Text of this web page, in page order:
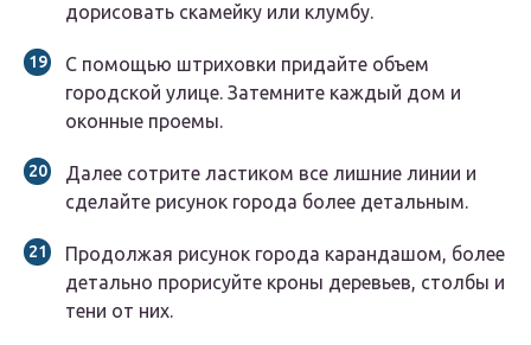
дорисовать скамейку или клумбу.
С помощью штриховки придайте объем
городской улице. Затемните каждый дом и
оконные проемы.
Далее сотрите ластиком все лишние линии и
сделайте рисунок города более детальным.
Продолжая рисунок города карандашом, более
детально прорисуйте кроны деревьев, столбы и
тени от них.